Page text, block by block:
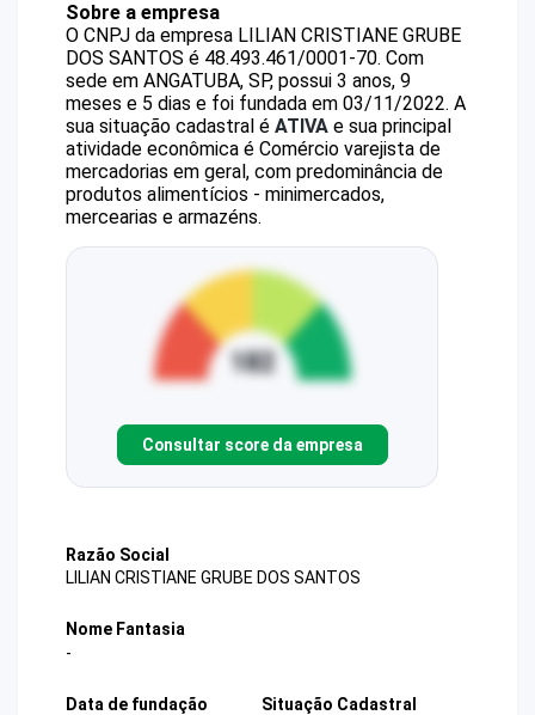
Sobre a empresa
O CNPJ da empresa LILIAN CRISTIANE GRUBE
DOS SANTOS é 48.493.461/0001-70. Com
sede em ANGATUBA, SP, possui 3 anos, 9
meses e 5 dias e foi fundada em 03/11/2022. A
sua situação cadastral é ATIVA e sua principal
atividade econômica é Comércio varejista de
mercadorias em geral, com predominância de
produtos alimentícios - minimercados,
mercearias e armazéns.
Consultar score da empresa
Razão Social
LILIAN CRISTIANE GRUBE DOS SANTOS
Nome Fantasia
-
Data de fundação
Situação Cadastral